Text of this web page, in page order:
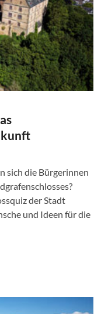
sich die Bürgerinnen
der Stadt
und Ideen für die